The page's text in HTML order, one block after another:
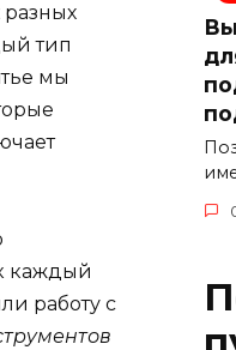
тип
мы
каждый
работу с